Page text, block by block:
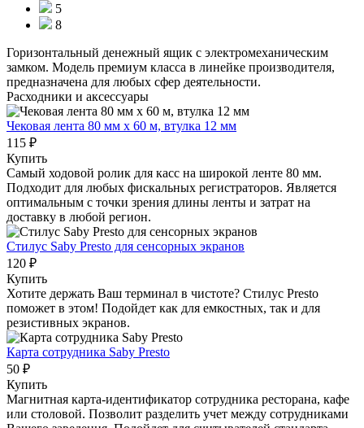
5
8
Горизонтальный денежный ящик с электромеханическим
замком. Модель премиум класса в линейке производителя,
предназначена для любых сфер деятельности.
Расходники и аксессуары
Чековая лента 80 мм x 60 м, втулка 12 мм
115 ₽
Купить
Самый ходовой ролик для касс на широкой ленте 80 мм.
Подходит для любых фискальных регистраторов. Является
оптимальным с точки зрения длины ленты и затрат на
доставку в любой регион.
Стилус Saby Presto для сенсорных экранов
120 ₽
Купить
Хотите держать Ваш терминал в чистоте? Стилус Presto
поможет в этом! Подойдет как для емкостных, так и для
резистивных экранов.
Карта сотрудника Saby Presto
50 ₽
Купить
Магнитная карта-идентификатор сотрудника ресторана, кафе
или столовой. Позволит разделить учет между сотрудниками